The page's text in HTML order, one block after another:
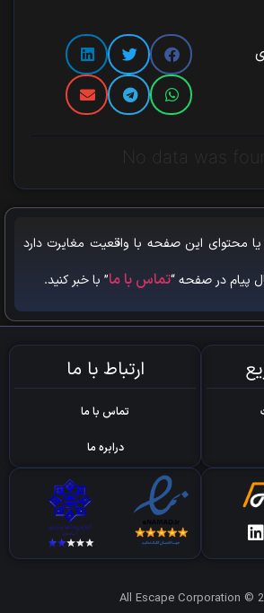
No data was
محتوای این صفحه با واقعیت مغایرت دارد
پیام در صفحه “تماس با ما” با خبر کنید.
ارتباط با ما
تماس با ما
درابره ما
All Escape Corporation ©